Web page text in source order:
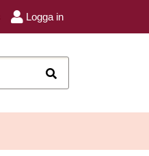
Logga in